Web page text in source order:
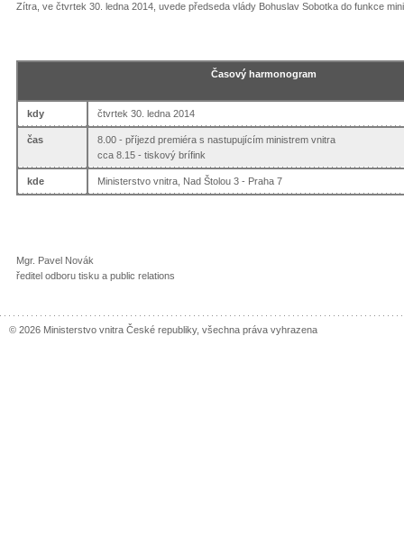
Zítra, ve čtvrtek 30. ledna 2014, uvede předseda vlády Bohuslav Sobotka do funkce
Časový harmonogram
kdy čtvrtek 30. ledna 2014
čas
8.00 - příjezd premiéra s nastupujícím ministrem vnitra
cca 8.15 - tiskový brífink
kde Ministerstvo vnitra, Nad Štolou 3 - Praha 7
Mgr. Pavel Novák
ředitel odboru tisku a public relations
© 2026 Ministerstvo vnitra České republiky, všechna práva vyhrazena